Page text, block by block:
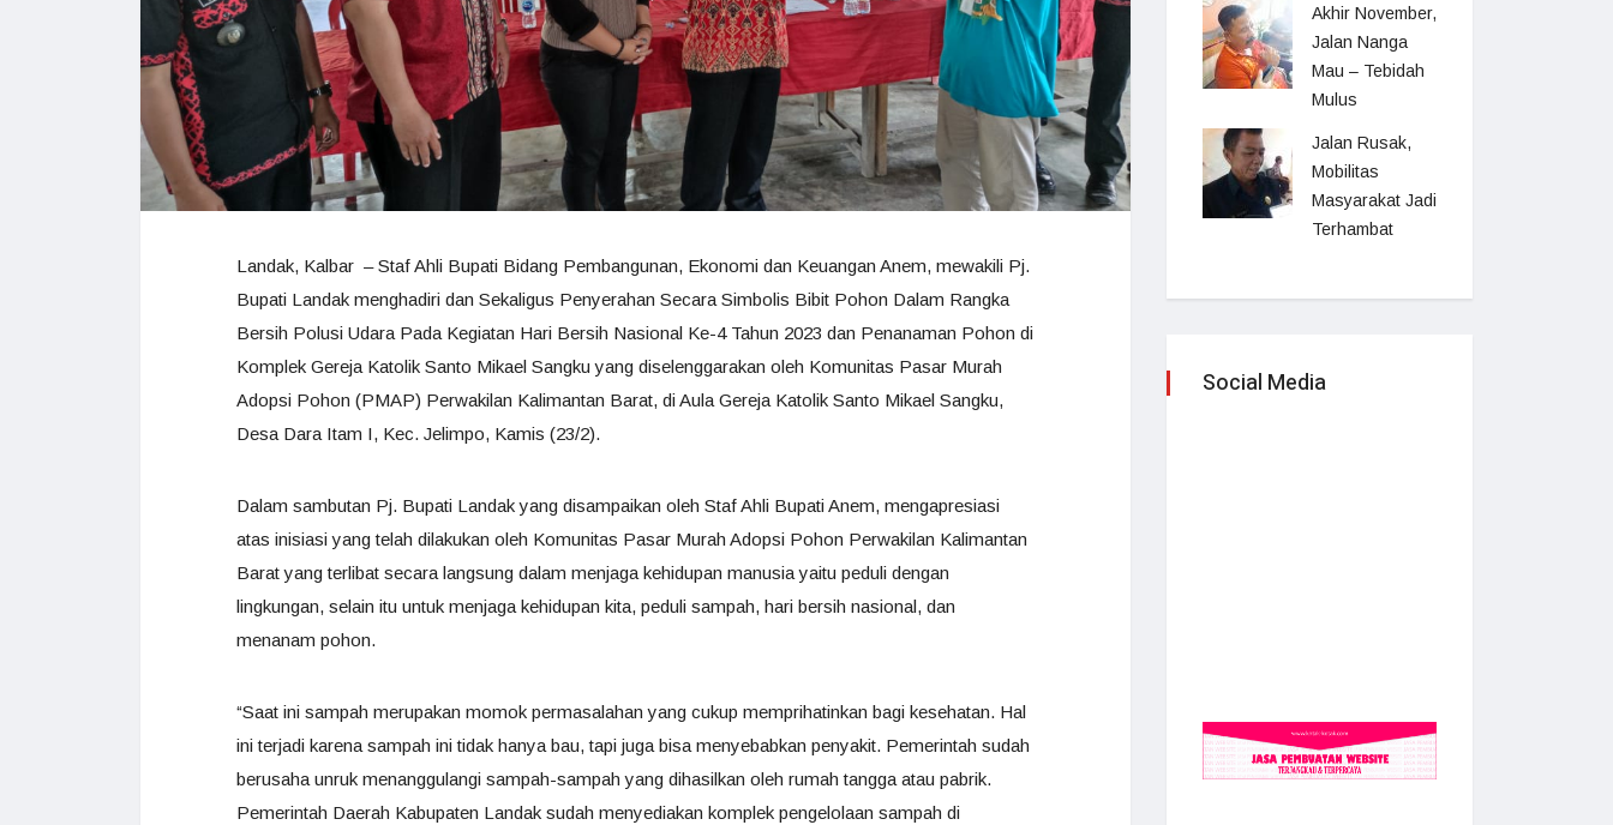
Landak, Kalbar – Staf Ahli Bupati Bidang Pembangunan, Ekonomi dan Keuangan Anem, mewakili Pj.
Bupati Landak menghadiri dan Sekaligus Penyerahan Secara Simbolis Bibit Pohon Dalam Rangka
Bersih Polusi Udara Pada Kegiatan Hari Bersih Nasional Ke-4 Tahun 2023 dan Penanaman Pohon di
Komplek Gereja Katolik Santo Mikael Sangku yang diselenggarakan oleh Komunitas Pasar Murah
Adopsi Pohon (PMAP) Perwakilan Kalimantan Barat, di Aula Gereja Katolik Santo Mikael Sangku,
Desa Dara Itam I, Kec. Jelimpo, Kamis (23/2).
Dalam sambutan Pj. Bupati Landak yang disampaikan oleh Staf Ahli Bupati Anem, mengapresiasi
atas inisiasi yang telah dilakukan oleh Komunitas Pasar Murah Adopsi Pohon Perwakilan Kalimantan
Barat yang terlibat secara langsung dalam menjaga kehidupan manusia yaitu peduli dengan
lingkungan, selain itu untuk menjaga kehidupan kita, peduli sampah, hari bersih nasional, dan
menanam pohon.
“Saat ini sampah merupakan momok permasalahan yang cukup memprihatinkan bagi kesehatan. Hal
ini terjadi karena sampah ini tidak hanya bau, tapi juga bisa menyebabkan penyakit. Pemerintah sudah
berusaha unruk menanggulangi sampah-sampah yang dihasilkan oleh rumah tangga atau pabrik.
Pemerintah Daerah Kabupaten Landak sudah menyediakan komplek pengelolaan sampah di
Akhir November,
Jalan Nanga
Mau – Tebidah
Mulus
Jalan Rusak,
Mobilitas
Masyarakat Jadi
Terhambat
Social Media